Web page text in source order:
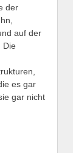
der
auf der
Die
es gar
gar nicht